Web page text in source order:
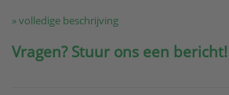
» volledige beschrijving
Vragen? Stuur ons een bericht!